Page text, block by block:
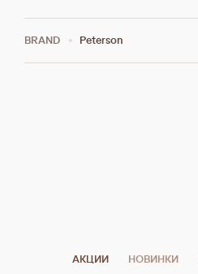
BRAND Peterson
АКЦИИ НОВИНКИ